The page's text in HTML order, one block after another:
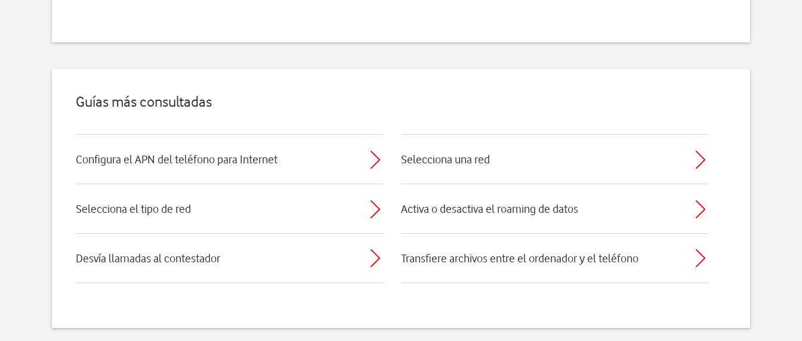
Guías más consultadas
Configura el APN del teléfono para Internet Selecciona una red
Selecciona el tipo de red Activa o desactiva el roaming de datos
Desvía llamadas al contestador Transfiere archivos entre el ordenador y el teléfono